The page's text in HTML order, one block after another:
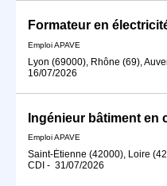
Formateur en
Emploi APAVE
Lyon (69000), Rhône (69),
16/07/2026
Emploi APAVE
Saint-Étienne (42000), Loire
CDI - 31/07/2026